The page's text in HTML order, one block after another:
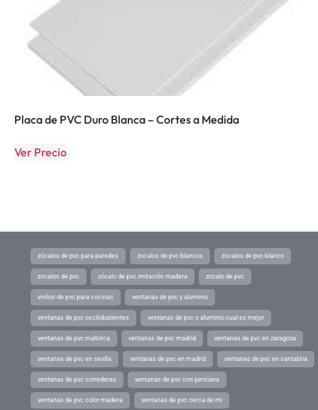
Placa de PVC Duro Blanca – Cortes a Medida
Ver Precio
zócalos de pvc para paredes zocalos de pvc blancos zocalos de pvc blanco
zocalos de pvc zócalo de pvc imitación madera zocalo de pvc
vinilos de pvc para cocinas ventanas de pvc y aluminio
ventanas de pvc oscilobatientes ventanas de pvc o aluminio cual es mejor
ventanas de pvc mallorca ventanas de pvc madrid ventanas de pvc en zaragoza
ventanas de pvc en sevilla ventanas de pvc en madrid ventanas de pvc en cantabria
ventanas de pvc correderas ventanas de pvc con persiana
ventanas de pvc color madera ventanas de pvc cerca de mi